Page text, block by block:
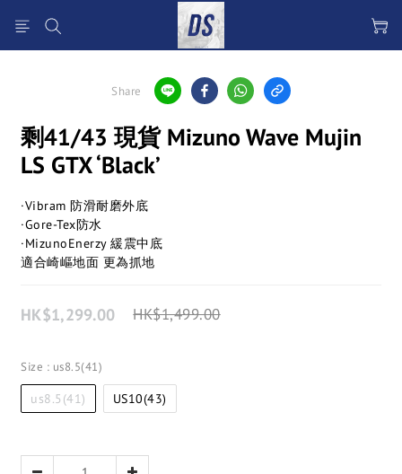
Share
剩41/43 現貨 Mizuno Wave Mujin
LS GTX ‘Black’
·Vibram 防滑耐磨外底
·Gore-Tex防水
·MizunoEnerzy 緩震中底
適合崎嶇地面 更為抓地
HK$1,299.00 HK$1,499.00
Size : us8.5(41)
us8.5(41) US10(43)